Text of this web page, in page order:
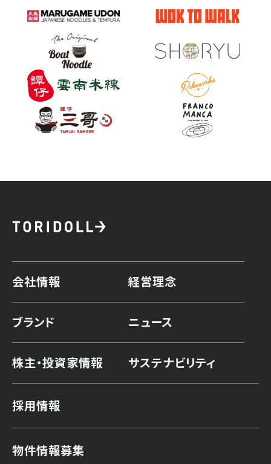
会社情報 経営理念
ブランド ニュース
株主・投資家情報 サステナビリティ
採用情報
物件情報募集